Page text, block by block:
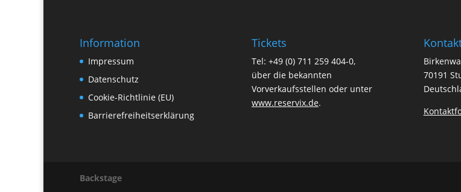
Information
Impressum
Datenschutz
Cookie-Richtlinie (EU)
Barrierefreiheitserklärung
Tickets
Tel: +49 (0) 711 259 404-0,
über die bekannten
Vorverkaufsstellen oder unter
www.reservix.de.
70191
Backstage